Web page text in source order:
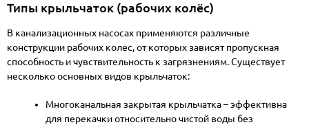
Типы крыльчаток (рабочих колёс)
В канализационных насосах применяются различные
конструкции рабочих колес, от которых зависят пропускная
способность и чувствительность к загрязнениям. Существует
несколько основных видов крыльчаток:
Многоканальная закрытая крыльчатка – эффективна
для перекачки относительно чистой воды без